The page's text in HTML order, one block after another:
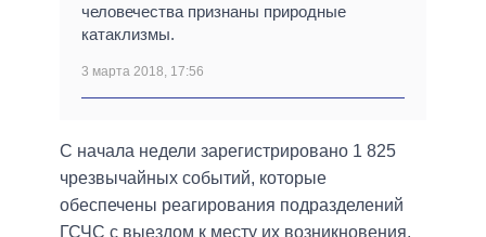
человечества признаны природные
катаклизмы.
3 марта 2018, 17:56
С начала недели зарегистрировано 1 825
чрезвычайных событий, которые
обеспечены реагирования подразделений
ГСЧС с выездом к месту их возникновения.